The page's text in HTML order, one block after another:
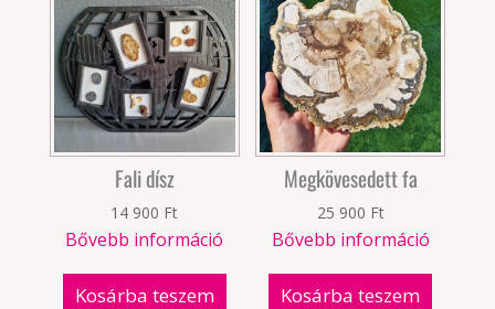
Fali dísz
14 900 Ft
Bővebb információ
Kosárba teszem
Megkövesedett fa
25 900 Ft
Bővebb információ
Kosárba teszem